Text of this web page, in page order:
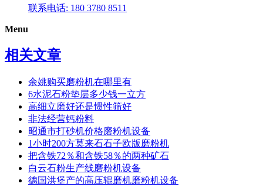
联系电话: 180 3780 8511
Menu
相关文章
余姚购买磨粉机在哪里有
6水泥石粉垫层多少钱一立方
高细立磨好还是惯性筛好
非法经营钙粉料
昭通市打砂机价格磨粉机设备
1小时200方莫来石石子欧版磨粉机
把含铁72％和含铁58％的两种矿石
白云石粉生产线磨粉机设备
德国洪堡产的高压辊磨机磨粉机设备